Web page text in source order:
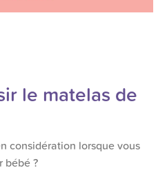
le matelas de
considération lorsque vous
bébé ?